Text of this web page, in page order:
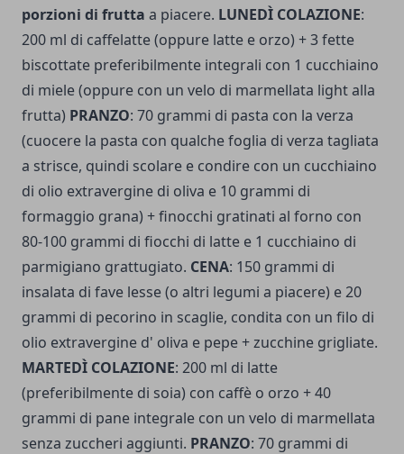
porzioni di frutta a piacere. LUNEDÌ COLAZIONE:
200 ml di caffelatte (oppure latte e orzo) + 3 fette
biscottate preferibilmente integrali con 1 cucchiaino
di miele (oppure con un velo di marmellata light alla
frutta) PRANZO: 70 grammi di pasta con la verza
(cuocere la pasta con qualche foglia di verza tagliata
a strisce, quindi scolare e condire con un cucchiaino
di olio extravergine di oliva e 10 grammi di
formaggio grana) + finocchi gratinati al forno con
80-100 grammi di fiocchi di latte e 1 cucchiaino di
parmigiano grattugiato. CENA: 150 grammi di
insalata di fave lesse (o altri legumi a piacere) e 20
grammi di pecorino in scaglie, condita con un filo di
olio extravergine d' oliva e pepe + zucchine grigliate.
MARTEDÌ COLAZIONE: 200 ml di latte
(preferibilmente di soia) con caffè o orzo + 40
grammi di pane integrale con un velo di marmellata
senza zuccheri aggiunti. PRANZO: 70 grammi di